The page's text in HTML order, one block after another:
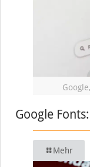
Google
Mehr